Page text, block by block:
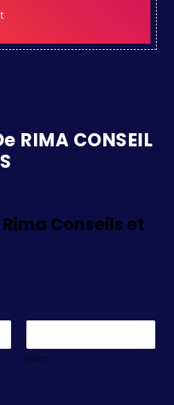
RIMA CONSEIL
Conseils et
Nom